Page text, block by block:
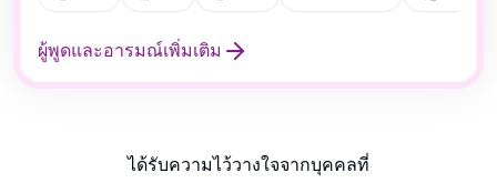
ผู้พูดและอารมณ์เพิ่มเติม
ได้รับความไว้วางใจจากบุคคลที่